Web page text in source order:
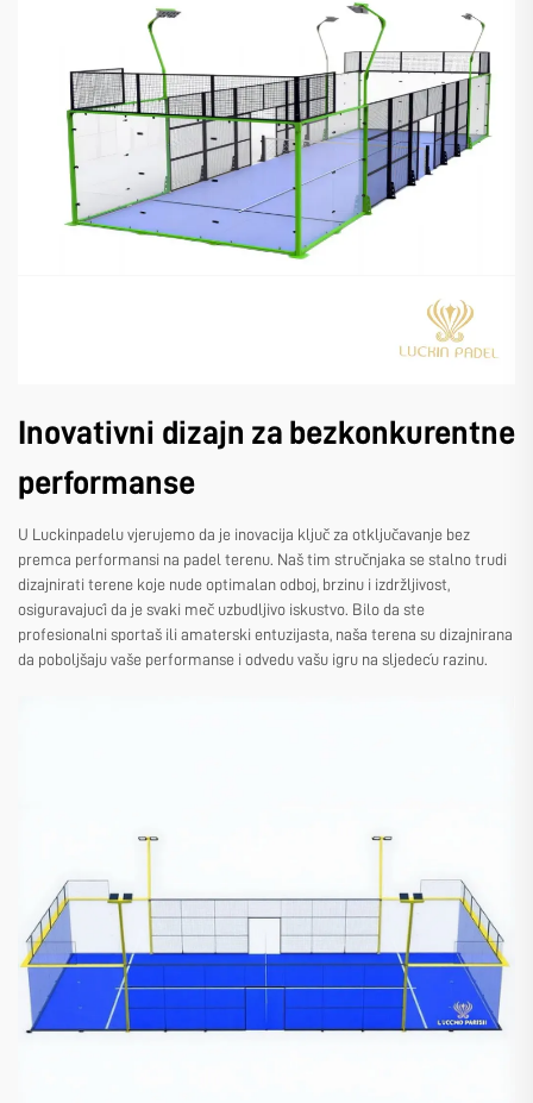
Inovativni dizajn za bezkonkurentne
performanse
U Luckinpadelu vjerujemo da je inovacija ključ za otključavanje bez
premca performansi na padel terenu. Naš tim stručnjaka se stalno trudi
dizajnirati terene koje nude optimalan odboj, brzinu i izdržljivost,
osiguravajući da je svaki meč uzbudljivo iskustvo. Bilo da ste
profesionalni sportaš ili amaterski entuzijasta, naša terena su dizajnirana
da poboljšaju vaše performanse i odvedu vašu igru na sljedeću razinu.